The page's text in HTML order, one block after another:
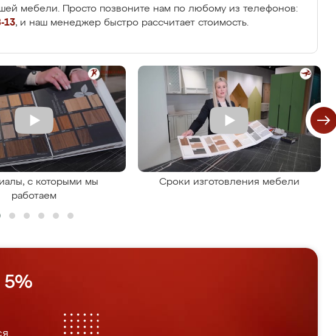
мебели. Просто позвоните нам по любому из телефонов:
13, и наш менеджер быстро рассчитает стоимость.
с которыми мы
работаем
Сроки изготовления мебели